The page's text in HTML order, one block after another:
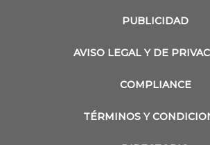
PUBLICIDAD
AVISO LEGAL Y DE
COMPLIANCE
TÉRMINOS Y